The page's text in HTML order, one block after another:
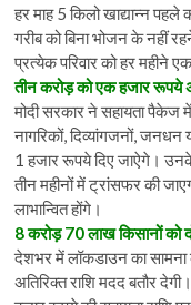
हर माह 5 किलो खाद्यान्न पहले
गरीब को बिना भोजन के नहीं
प्रत्येक परिवार को हर महीने
तीन करोड़ को एक हजार रूपये
मोदी सरकार ने सहायता पैकेज
नागरिकों, दिव्यांगजनों, जनधन
1 हजार रूपये दिए जाऐगे। उनके
तीन महीनों में ट्रांसफर की
लाभान्वित होंगे।
8 करोड़ 70 लाख किसानों को
देशभर में लॉकडाउन का सामना
अतिरिक्त राशि मदद बतौर